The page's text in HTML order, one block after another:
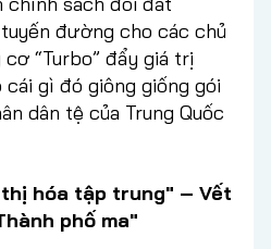
đường cho các chủ
“Turbo” đẩy giá trị
gì đó giông giống gói
dân tệ của Trung Quốc
hóa tập trung" – Vết
phố ma"